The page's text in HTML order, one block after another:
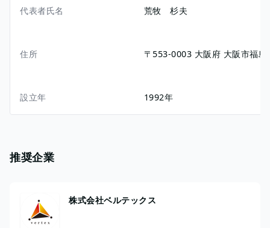
代表者氏名 荒牧 杉夫
住所 〒553-0003 大阪府 大阪市福島
設立年 1992年
推奨企業
株式会社ベルテックス